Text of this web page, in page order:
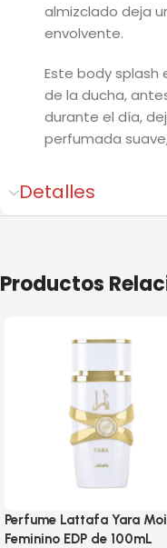
almizclado deja
envolvente.
Este body splash
de la ducha,
durante el día,
perfumada
Detalles
Productos
Perfume Lattafa Yara Moi
Feminino EDP de 100mL